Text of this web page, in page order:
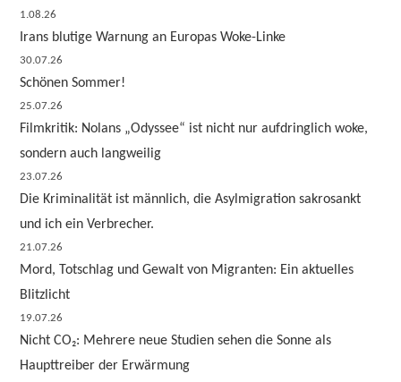
1.08.26
Irans blutige Warnung an Europas Woke-Linke
30.07.26
Schönen Sommer!
25.07.26
Filmkritik: Nolans „Odyssee“ ist nicht nur aufdringlich woke,
sondern auch langweilig
23.07.26
Die Kriminalität ist männlich, die Asylmigration sakrosankt
und ich ein Verbrecher.
21.07.26
Mord, Totschlag und Gewalt von Migranten: Ein aktuelles
Blitzlicht
19.07.26
Nicht CO₂: Mehrere neue Studien sehen die Sonne als
Haupttreiber der Erwärmung